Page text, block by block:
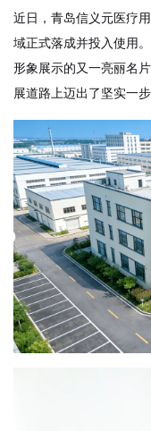
近日，青岛信义元医疗
域正式落成并投入使用
形象展示的又一亮丽名
展道路上迈出了坚实一步